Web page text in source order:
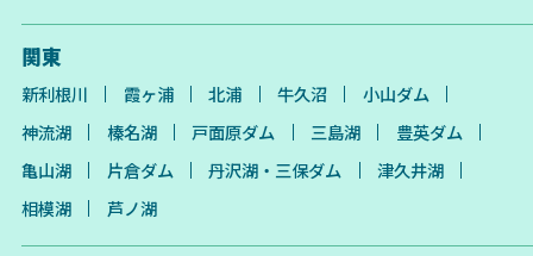
関東
新利根川 霞ヶ浦 北浦 牛久沼
小山ダム
神流湖
榛名湖 戸面原ダム 三島湖
豊英ダム
亀山湖
片倉ダム 丹沢湖・三保ダム
津久井湖
相模湖
芦ノ湖